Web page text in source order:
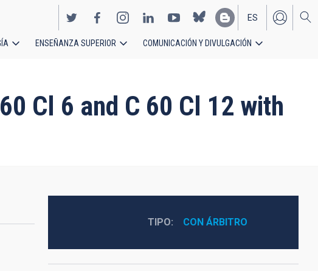
EN
ES
ENSEÑANZA SUPERIOR COMUNICACIÓN Y DIVULGACIÓN
Cl 6 and C 60 Cl 12 with
TIPO CON ÁRBITRO